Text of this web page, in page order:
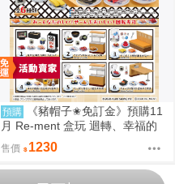
預購
《豬帽子✬免訂金》預購11
月 Re-ment 盒玩 迴轉、幸福的
一盤 藏壽司 中盒6入 0816
售價 1230